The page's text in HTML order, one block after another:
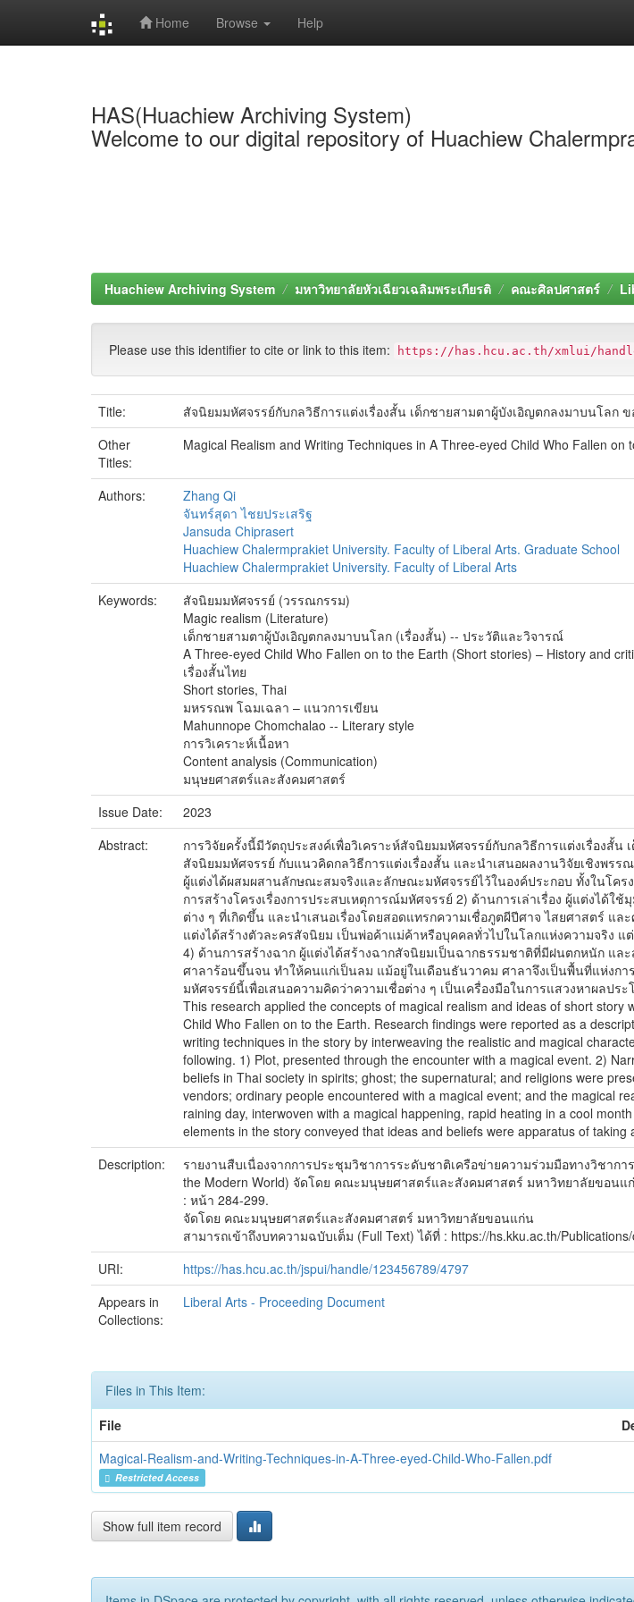
Home Browse Help
HAS(Huachiew Archiving System)
Welcome to our digital repository of Huachiew
Huachiew Archiving System มหาวิทยาลัยหัวเฉียวเฉลิมพระเกียรติ คณะศิลปศาสตร์
Please use this identifier to cite or link to this item: https://has.hcu.ac.th/xmlui/
Title:
สัจนิยมมหัศจรรย์กับกลวิธีการแต่งเรื่องสั้น เด็กชายสามตาผู้บังเอิญตกลงมาบนโลก
Other
Titles:
Magical Realism and Writing Techniques in A Three-eyed Child Who Fallen
Authors:
Zhang Qi
จันทร์สุดา ไชยประเสริฐ
Jansuda Chiprasert
Huachiew Chalermprakiet University. Faculty of Liberal Arts. Graduate School
Huachiew Chalermprakiet University. Faculty of Liberal Arts
Keywords:
สัจนิยมมหัศจรรย์ (วรรณกรรม)
Magic realism (Literature)
เด็กชายสามตาผู้บังเอิญตกลงมาบนโลก (เรื่องสั้น) -- ประวัติและวิจารณ์
A Three-eyed Child Who Fallen on to the Earth (Short stories) – History and
เรื่องสั้นไทย
Short stories, Thai
มหรรณพ โฉมเฉลา – แนวการเขียน
Mahunnope Chomchalao -- Literary style
การวิเคราะห์เนื้อหา
Content analysis (Communication)
มนุษยศาสตร์และสังคมศาสตร์
Issue Date:
2023
Abstract:
การวิจัยครั้งนี้มีวัตถุประสงค์เพื่อวิเคราะห์สัจนิยมมหัศจรรย์กับกลวิธีการแต่งเรื่อง
สัจนิยมมหัศจรรย์ กับแนวคิดกลวิธีการแต่งเรื่องสั้น และนำเสนอผลงานวิจัยเชิงพร
ผู้แต่งได้ผสมผสานลักษณะสมจริงและลักษณะมหัศจรรย์ไว้ในองค์ประกอบ ทั้งในโครง
การสร้างโครงเรื่องการประสบเหตุการณ์มหัศจรรย์ 2) ด้านการเล่าเรื่อง ผู้แต่งได้ใ
ต่าง ๆ ที่เกิดขึ้น และนำเสนอเรื่องโดยสอดแทรกความเชื่อภูตผีปีศาจ ไสยศาสตร์ แ
แต่งได้สร้างตัวละครสัจนิยม เป็นพ่อค้าแม่ค้าหรือบุคคลทั่วไปในโลกแห่งความจริง
4) ด้านการสร้างฉาก ผู้แต่งได้สร้างฉากสัจนิยมเป็นฉากธรรมชาติที่มีฝนตกหนัก แ
ศาลาร้อนขึ้นจน ทำให้คนแก่เป็นลม แม้อยู่ในเดือนธันวาคม ศาลาจึงเป็นพื้นที่แห่งก
มหัศจรรย์นี้เพื่อเสนอความคิดว่าความเชื่อต่าง ๆ เป็นเครื่องมือในการแสวงหาผลปร
This research applied the concepts of magical realism and ideas of short
Child Who Fallen on to the Earth. Research findings were reported as a
writing techniques in the story by interweaving the realistic and magical
following. 1) Plot, presented through the encounter with a magical event. 2)
beliefs in Thai society in spirits; ghost; the supernatural; and religions were
vendors; ordinary people encountered with a magical event; and the magical
raining day, interwoven with a magical happening, rapid heating in a cool
elements in the story conveyed that ideas and beliefs were apparatus of taking
Description:
รายงานสืบเนื่องจากการประชุมวิชาการระดับชาติเครือข่ายความร่วมมือทางวิชา
the Modern World) จัดโดย คณะมนุษยศาสตร์และสังคมศาสตร์ มหาวิทยาลัยขอ
: หน้า 284-299.
จัดโดย คณะมนุษยศาสตร์และสังคมศาสตร์ มหาวิทยาลัยขอนแก่น
สามารถเข้าถึงบทความฉบับเต็ม (Full Text) ได้ที่ : https://hs.kku.ac.th/
URI:
https://has.hcu.ac.th/jspui/handle/123456789/4797
Appears in
Collections:
Liberal Arts - Proceeding Document
Files in This Item:
File
Magical-Realism-and-Writing-Techniques-in-A-Three-eyed-Child-Who-Fallen.pdf
Restricted Access
Show full item record